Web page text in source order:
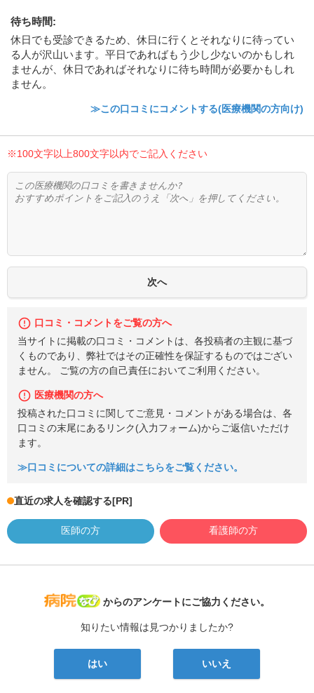
待ち時間:
休日でも受診できるため、休日に行くとそれなりに待ってい
る人が沢山います。平日であればもう少し少ないのかもしれ
ませんが、休日であればそれなりに待ち時間が必要かもしれ
ません。
≫この口コミにコメントする(医療機関の方向け)
※100文字以上800文字以内でご記入ください
口コミ・コメントをご覧の方へ
当サイトに掲載の口コミ・コメントは、各投稿者の主観に基づ
くものであり、弊社ではその正確性を保証するものではござい
ません。 ご覧の方の自己責任においてご利用ください。
医療機関の方へ
投稿された口コミに関してご意見・コメントがある場合は、各
口コミの末尾にあるリンク(入力フォーム)からご返信いただけ
ます。
≫口コミについての詳細はこちらをご覧ください。
直近の求人を確認する[PR]
医師の方 看護師の方
病院なび
からのアンケートにご協力ください。
知りたい情報は見つかりましたか?
はい いいえ